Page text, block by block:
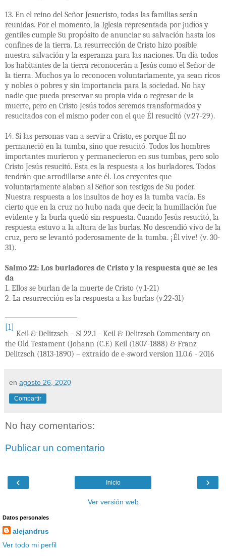
13. En el reino del Señor Jesucristo, todas las familias serán
reunidas. Por el momento, la Iglesia representada por judíos y
gentiles cumple Su propósito de anunciar su salvación hasta los
confines de la tierra. La resurrección de Cristo hizo posible
nuestra salvación y la esperanza para las naciones. Un día todos
los habitantes de la tierra reconocerán a Jesús como el Señor de
la tierra. Muchos ya lo reconocen voluntariamente, ya sean ricos
y nobles o pobres y sin importancia para la sociedad. No hay
nadie que pueda preservar su propia vida o regresar de la
muerte, pero en Cristo Jesús todos seremos transformados y
resucitados con el mismo poder con el que Él resucitó (v.27-29).
14. Si las personas van a servir a Cristo, es porque Él no
permaneció en la tumba, sino que resucitó. Todos los hombres
importantes murieron y permanecieron en sus tumbas, pero solo
Cristo Jesús resucitó. Esta es la respuesta a los burladores. Todos
tendrán que arrodillarse ante él. Los creyentes que
voluntariamente alaban al Señor son testigos de Su poder.
Nuestra respuesta a los insultos de hoy es la tumba vacía. Es
cierto que en la cruz no hubo nada que decir, la humillación fue
evidente y la burla quedó sin respuesta. Cuando Jesús resucitó, la
respuesta estuvo a la altura de las burlas. No descendió vivo de la
cruz, pero se levantó poderosamente de la tumba. ¡Él vive! (v. 30-
31).
Salmo 22: Los burladores de Cristo y la respuesta que se les
da
1. Ellos se burlan de la muerte de Cristo (v.1-21)
2. La resurrección es la respuesta a las burlas (v.22-31)
[1]
Keil & Delitzsch – Sl 22.1 - Keil & Delitzsch Commentary on
the Old Testament (Johann (C.F.) Keil (1807-1888) & Franz
Delitzsch (1813-1890) – extraído de e-sword version 11.0.6 - 2016
en agosto 26, 2020
Compartir
No hay comentarios:
Publicar un comentario
‹ ›
Inicio
Ver versión web
Datos personales
alejandrus
Ver todo mi perfil